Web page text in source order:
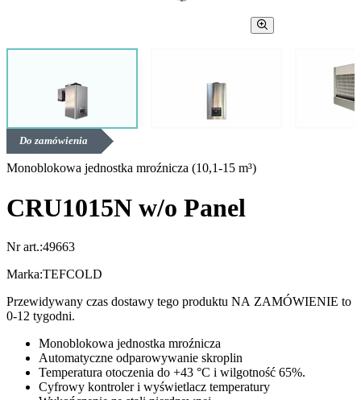
Do zamówienia
Monoblokowa jednostka mroźnicza (10,1-15 m³)
CRU1015N w/o Panel
Nr art.:49663
Marka:TEFCOLD
Przewidywany czas dostawy tego produktu NA ZAMÓWIENIE to
0-12 tygodni.
Monoblokowa jednostka mroźnicza
Automatyczne odparowywanie skroplin
Temperatura otoczenia do +43 °C i wilgotność 65%.
Cyfrowy kontroler i wyświetlacz temperatury